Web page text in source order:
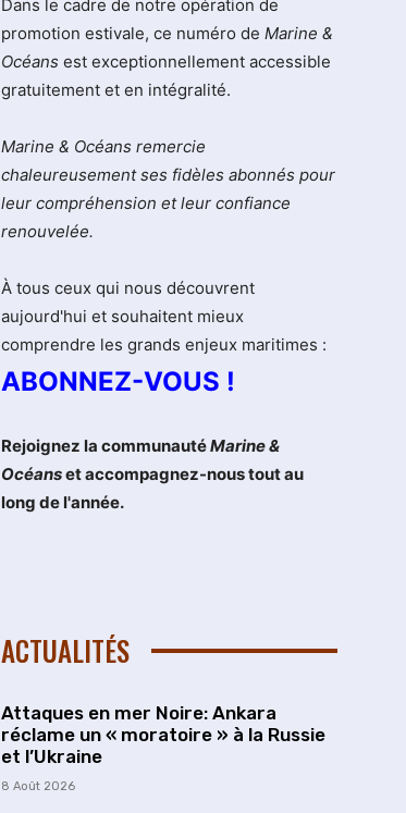
Dans le cadre de notre opération de
promotion estivale, ce numéro de Marine &
Océans est exceptionnellement accessible
gratuitement et en intégralité.
Marine & Océans remercie
chaleureusement ses fidèles abonnés pour
leur compréhension et leur confiance
renouvelée.
À tous ceux qui nous découvrent
aujourd'hui et souhaitent mieux
comprendre les grands enjeux maritimes :
ABONNEZ-VOUS !
Rejoignez la communautéMarine &
Océanset accompagnez-nous tout au
long de l'année.
ACTUALITÉS
Attaques en mer Noire: Ankara
réclame un « moratoire » à la Russie
et l’Ukraine
8 Août 2026